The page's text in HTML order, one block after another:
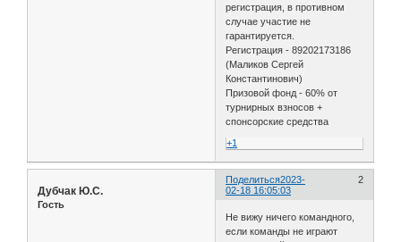
регистрация, в противном
случае участие не
гарантируется.
Регистрация - 89202173186
(Маликов Сергей
Константинович)
Призовой фонд - 60% от
турнирных взносов +
спонсорские средства
+1
Поделиться 2
2023-
02-18 16:05:03
Дубчак Ю.С.
Гость
Не вижу ничего командного,
если команды не играют